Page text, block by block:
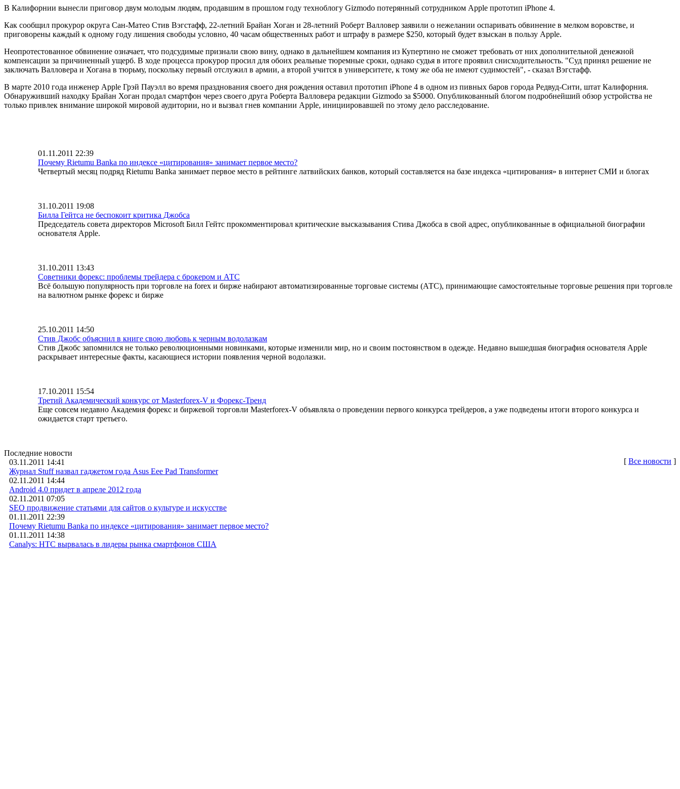
В Калифорнии вынесли приговор двум молодым людям, продавшим в прошлом году техноблогу Gizmodo потерянный сотрудником Apple прототип iPhone 4.
Как сообщил прокурор округа Сан-Матео Стив Вэгстафф, 22-летний Брайан Хоган и 28-летний Роберт Валловер заявили о нежелании оспаривать обвинение в мелком воровстве, и
приговорены каждый к одному году лишения свободы условно, 40 часам общественных работ и штрафу в размере $250, который будет взыскан в пользу Apple.
Неопротестованное обвинение означает, что подсудимые признали свою вину, однако в дальнейшем компания из Купертино не сможет требовать от них дополнительной денежной
компенсации за причиненный ущерб. В ходе процесса прокурор просил для обоих реальные тюремные сроки, однако судья в итоге проявил снисходительность. "Суд принял решение не
заключать Валловера и Хогана в тюрьму, поскольку первый отслужил в армии, а второй учится в университете, к тому же оба не имеют судимостей", - сказал Вэгстафф.
В марте 2010 года инженер Apple Грэй Пауэлл во время празднования своего дня рождения оставил прототип iPhone 4 в одном из пивных баров города Редвуд-Сити, штат Калифорния.
Обнаруживший находку Брайан Хоган продал смартфон через своего друга Роберта Валловера редакции Gizmodo за $5000. Опубликованный блогом подробнейший обзор устройства не
только привлек внимание широкой мировой аудитории, но и вызвал гнев компании Apple, инициировавшей по этому дело расследование.
01.11.2011 22:39
Почему Rietumu Banka по индексе «цитирования» занимает первое место?
Четвертый месяц подряд Rietumu Banka занимает первое место в рейтинге латвийских банков, который составляется на базе индекса «цитирования» в интернет СМИ и блогах
31.10.2011 19:08
Билла Гейтса не беспокоит критика Джобса
Председатель совета директоров Microsoft Билл Гейтс прокомментировал критические высказывания Стива Джобса в свой адрес, опубликованные в официальной биографии
основателя Apple.
31.10.2011 13:43
Советники форекс: проблемы трейдера с брокером и АТС
Всё большую популярность при торговле на forex и бирже набирают автоматизированные торговые системы (АТС), принимающие самостоятельные торговые решения при торговле
на валютном рынке форекс и бирже
25.10.2011 14:50
Стив Джобс объяснил в книге свою любовь к черным водолазкам
Стив Джобс запомнился не только революционными новинками, которые изменили мир, но и своим постоянством в одежде. Недавно вышедшая биография основателя Apple
раскрывает интересные факты, касающиеся истории появления черной водолазки.
17.10.2011 15:54
Третий Академический конкурс от Masterforex-V и Форекс-Тренд
Еще совсем недавно Академия форекс и биржевой торговли Masterforex-V объявляла о проведении первого конкурса трейдеров, а уже подведены итоги второго конкурса и
ожидается старт третьего.
[ Все новости ]
Последние новости
03.11.2011 14:41
Журнал Stuff назвал гаджетом года Asus Eee Pad Transformer
02.11.2011 14:44
Android 4.0 придет в апреле 2012 года
02.11.2011 07:05
SEO продвижение статьями для сайтов о культуре и искусстве
01.11.2011 22:39
Почему Rietumu Banka по индексе «цитирования» занимает первое место?
01.11.2011 14:38
Canalys: HTC вырвалась в лидеры рынка смартфонов США